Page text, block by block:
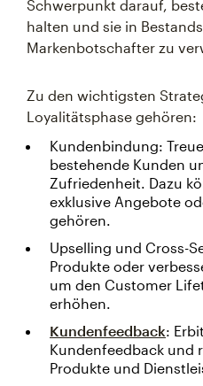
Schwerpunkt darauf,
halten und sie in
Markenbotschafter zu
Zu den wichtigsten
Loyalitätsphase gehören:
Kundenbindung:
bestehende Kunden
Zufriedenheit. Dazu
exklusive Angebote
gehören.
Upselling und Cross-
Produkte oder
um den Customer
erhöhen.
Kundenfeedback:
Kundenfeedback und
Produkte und